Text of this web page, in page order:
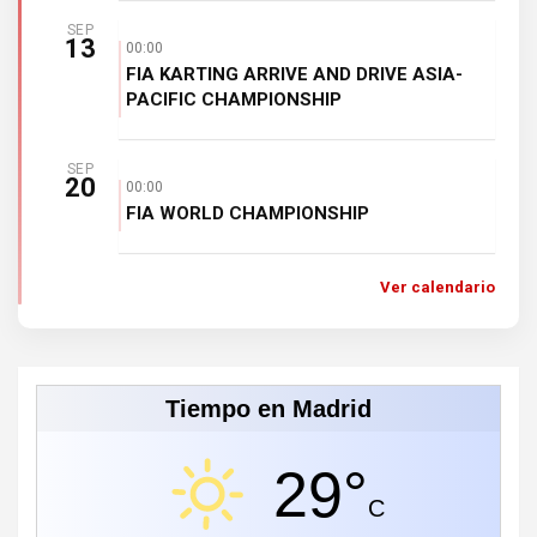
SEP
13 00:00
FIA KARTING ARRIVE AND DRIVE ASIA-
PACIFIC CHAMPIONSHIP
SEP
20 00:00
FIA WORLD CHAMPIONSHIP
Ver calendario
Tiempo en Madrid
29°C